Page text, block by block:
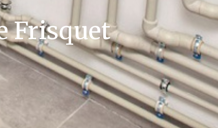
Frisquet